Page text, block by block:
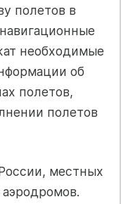
полетов в
необходимые
об
полетов,
полетов
местных